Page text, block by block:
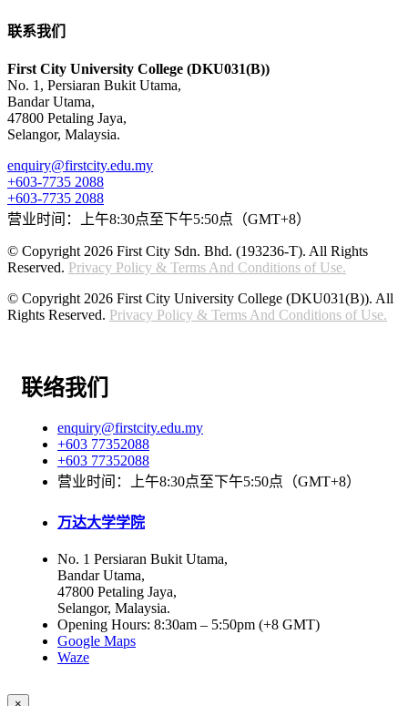
联系我们
First City University College (DKU031(B))
No. 1, Persiaran Bukit Utama,
Bandar Utama,
47800 Petaling Jaya,
Selangor, Malaysia.
enquiry@firstcity.edu.my
+603-7735 2088
+603-7735 2088
营业时间：上午8:30点至下午5:50点（GMT+8）
© Copyright 2026 First City Sdn. Bhd. (193236-T). All Rights
Reserved. Privacy Policy & Terms And Conditions of Use.
© Copyright 2026 First City University College (DKU031(B)). All
Rights Reserved. Privacy Policy & Terms And Conditions of Use.
联络我们
enquiry@firstcity.edu.my
+603 77352088
+603 77352088
营业时间：上午8:30点至下午5:50点（GMT+8）
万达大学学院
No. 1 Persiaran Bukit Utama,
Bandar Utama,
47800 Petaling Jaya,
Selangor, Malaysia.
Opening Hours: 8:30am – 5:50pm (+8 GMT)
Google Maps
Waze